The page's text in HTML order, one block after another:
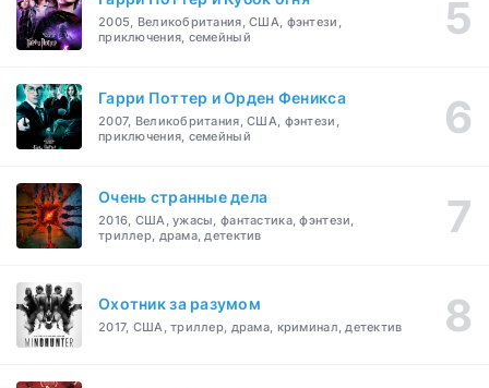
2005, Великобритания, США, фэнтези,
приключения, семейный
Гарри Поттер и Орден Феникса
2007, Великобритания, США, фэнтези,
приключения, семейный
Очень странные дела
2016, США, ужасы, фантастика, фэнтези,
триллер, драма, детектив
Охотник за разумом
2017, США, триллер, драма, криминал, детектив